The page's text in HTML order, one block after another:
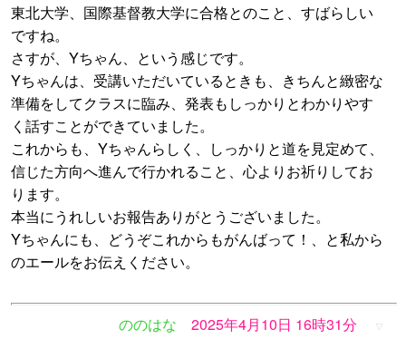
東北大学、国際基督教大学に合格とのこと、すばらしい
ですね。
さすが、Yちゃん、という感じです。
Yちゃんは、受講いただいているときも、きちんと緻密な
準備をしてクラスに臨み、発表もしっかりとわかりやす
く話すことができていました。
これからも、Yちゃんらしく、しっかりと道を見定めて、
信じた方向へ進んで行かれること、心よりお祈りしてお
ります。
本当にうれしいお報告ありがとうございました。
Yちゃんにも、どうぞこれからもがんばって！、と私から
のエールをお伝えください。
ののはな 2025年4月10日 16時31分 ▽